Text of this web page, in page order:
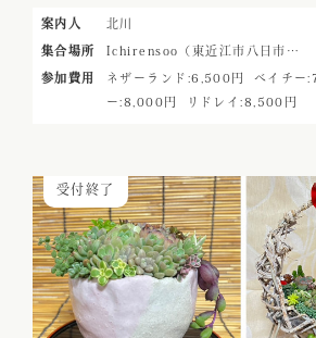
案内人 北川
集合場所 Ichirensoo（東近江市八日市…
参加費用 ネザーランド:6,500円 ベイチー
ー:8,000円
リドレイ:8,500円
受付終了